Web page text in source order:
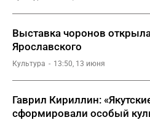
Выставка чоронов
Ярославского
Культура 13:50, 13 июня
Гаврил Кириллин:
сформировали особый